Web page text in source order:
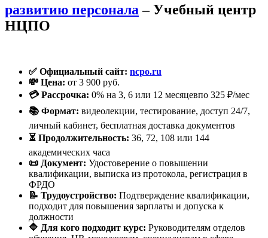
развитию персонала – Учебный центр
НЦПО
✅ Официальный сайт: ncpo.ru
💸 Цена: от 3 900 руб.
💳 Рассрочка: 0% на 3, 6 или 12 месяцевпо 325 ₽/мес
📚 Формат: видеолекции, тестирование, доступ 24/7,
личный кабинет, бесплатная доставка документов
⏳ Продолжительность: 36, 72, 108 или 144
академических часа
📜 Документ: Удостоверение о повышении
квалификации, выписка из протокола, регистрация в
ФРДО
📝 Трудоустройство: Подтверждение квалификации,
подходит для повышения зарплаты и допуска к
должности
🔷 Для кого подходит курс: Руководителям отделов